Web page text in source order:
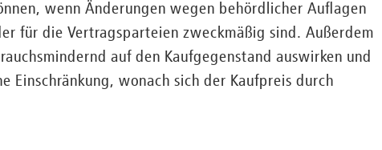
wenn Änderungen wegen behördlicher Auflagen
für die Vertragsparteien zweckmäßig sind. Außerdem
auf den Kaufgegenstand auswirken und
Einschränkung, wonach sich der Kaufpreis durch